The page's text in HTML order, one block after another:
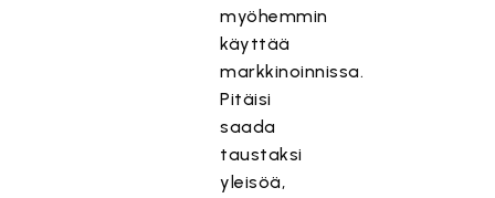
myöhemmin
käyttää
markkinoinnissa.
Pitäisi
saada
taustaksi
yleisöä,